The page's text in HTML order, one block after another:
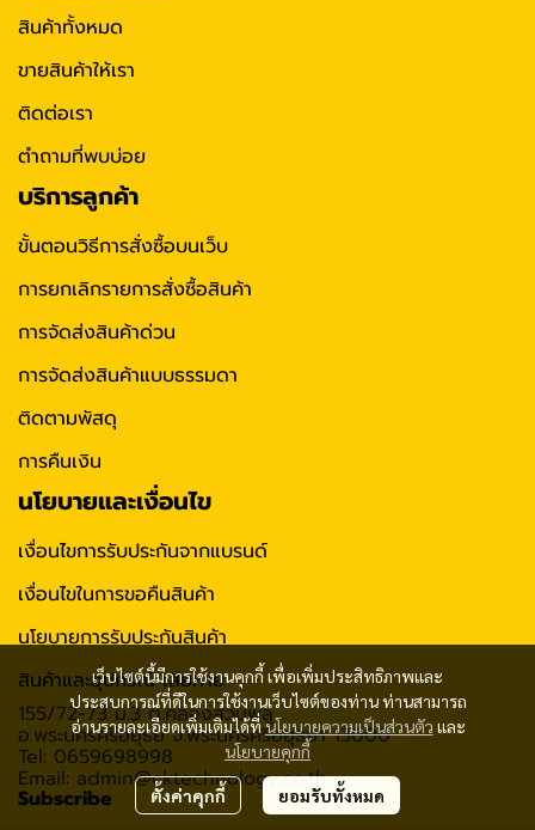
เว็บไซต์นี้มีการใช้งานคุกกี้ เพื่อเพิ่มประสิทธิภาพและ
ประสบการณ์ที่ดีในการใช้งานเว็บไซต์ของท่าน ท่านสามารถ
อ่านรายละเอียดเพิ่มเติมได้ที่นโยบายความเป็นส่วนตัว และ
นโยบายคุกกี้
ตั้งค่าคุกกี้ ยอมรับทั้งหมด
สินค้าทั้งหมด
ขายสินค้าให้เรา
ติดต่อเรา
ตำถามที่พบบ่อย
บริการลูกค้า
ขั้นตอนวิธีการสั่งซื้อบนเว็บ
การยกเลิกรายการสั่งซื้อสินค้า
การจัดส่งสินค้าด่วน
การจัดส่งสินค้าแบบธรรมดา
ติดตามพัสดุ
การคืนเงิน
นโยบายและเงื่อนไข
เงื่อนไขการรับประกันจากแบรนด์
เงื่อนไขในการขอคืนสินค้า
นโยบายการรับประกันสินค้า
สินค้าและอุปกรณ์ เสียหาย
155/72-73 ม.3 ต.คลองสวนพลู
อ.พระนครศรีอยุธย จ.พระนครศรีอยุธยา 13000
Tel: 0659698998
Email: admin@cktechnology.co.th
Subscribe